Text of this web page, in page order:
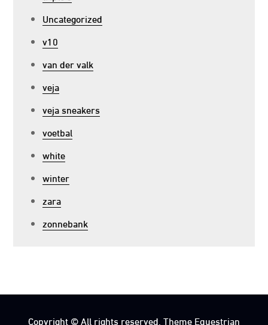
Uncategorized
v10
van der valk
veja
veja sneakers
voetbal
white
winter
zara
zonnebank
Copyright © All rights reserved. Theme Equestrian